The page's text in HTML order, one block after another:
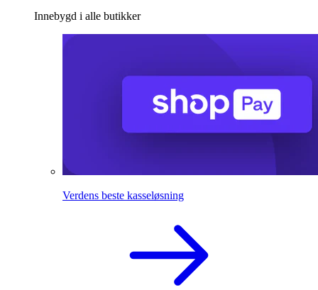
Innebygd i alle butikker
Verdens beste kasseløsning